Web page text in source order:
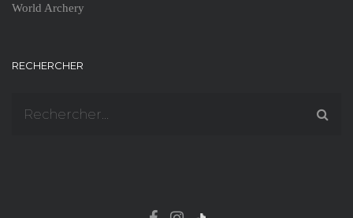
World Archery
RECHERCHER